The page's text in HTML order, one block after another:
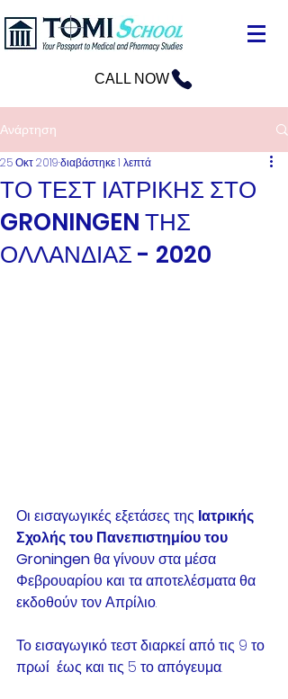
CALL NOW
Ανάρτηση
ΤΟ ΤΕΣΤ ΙΑΤΡΙΚΗΣ ΣΤΟ
GRONINGEN ΤΗΣ
ΟΛΛΑΝΔΙΑΣ - 2020
25 Οκτ 2019διαβάστηκε 1 λεπτά
Οι εισαγωγικές εξετάσες της Ιατρικής
Σχολής του Πανεπιστημίου του
Groningen θα γίνουν στα μέσα
Φεβρουαρίου και τα αποτελέσματα θα
εκδοθούν τον Απρίλιο.
Το εισαγωγικό τεστ διαρκεί από τις 9 το
πρωί  έως και τις 5 το απόγευμα.